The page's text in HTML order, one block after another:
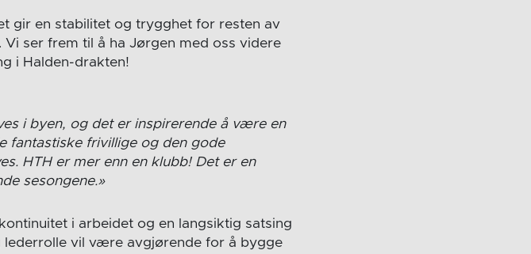
gir en stabilitet og trygghet for resten av
ser frem til å ha Jørgen med oss videre
i Halden-drakten!
i byen, og det er inspirerende å være en
fantastiske frivillige og den gode
HTH er mer enn en klubb! Det er en
sesongene.»
i arbeidet og en langsiktig satsing
lederrolle vil være avgjørende for å bygge